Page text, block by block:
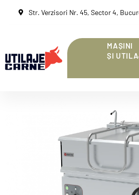
Str. Verzisori Nr. 45, Sector 4,
MAȘINI
ȘI